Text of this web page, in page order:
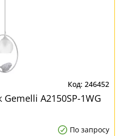
246452
A2150SP-1WG
По запросу